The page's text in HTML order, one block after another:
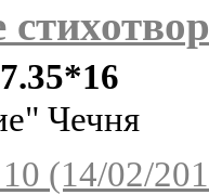
7.35*16
Чечня
(14/02/